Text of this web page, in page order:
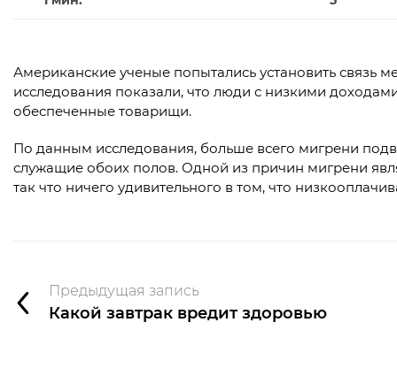
Американские ученые попытались установить связь
исследования показали, что люди с низкими
обеспеченные товарищи.
По данным исследования, больше всего мигрени
служащие обоих полов. Одной из причин мигрени
так что ничего удивительного в том, что
Предыдущая запись
Какой завтрак вредит здоровью